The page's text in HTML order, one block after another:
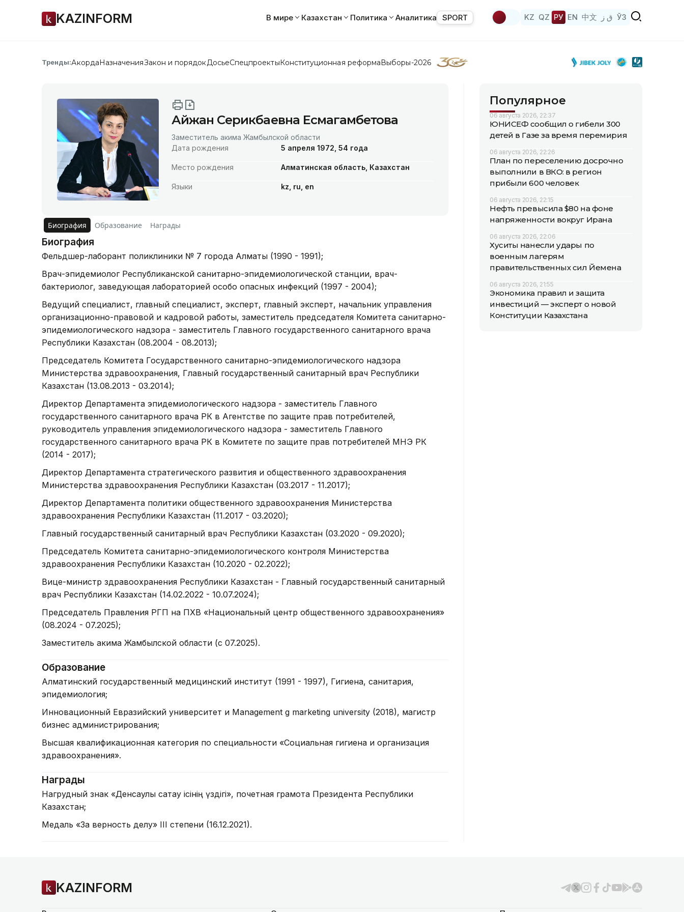
KAZINFORM В мире Казахстан Политика Аналитика SPORT KZ QZ РУ EN 中文 ق ز ЎЗ
Тренды:АкордаНазначенияЗакон и порядок ДосьеСпецпроектыКонституционная реформаВыборы-2026
Айжан Серикбаевна Есмагамбетова
Заместитель акима Жамбылской области
Дата рождения
5 апреля 1972, 54 года
Место рождения Алматинская область, Казахстан
Языки kz, ru, en
Биография Образование Награды
Биография
Фельдшер-лаборант поликлиники № 7 города Алматы (1990 - 1991);
Врач-эпидемиолог Республиканской санитарно-эпидемиологической станции, врач-
бактериолог, заведующая лабораторией особо опасных инфекций (1997 - 2004);
Ведущий специалист, главный специалист, эксперт, главный эксперт, начальник управления
организационно-правовой и кадровой работы, заместитель председателя Комитета санитарно-
эпидемиологического надзора - заместитель Главного государственного санитарного врача
Республики Казахстан (08.2004 - 08.2013);
Председатель Комитета Государственного санитарно-эпидемиологического надзора
Министерства здравоохранения, Главный государственный санитарный врач Республики
Казахстан (13.08.2013 - 03.2014);
Директор Департамента эпидемиологического надзора - заместитель Главного
государственного санитарного врача РК в Агентстве по защите прав потребителей,
руководитель управления эпидемиологического надзора - заместитель Главного
государственного санитарного врача РК в Комитете по защите прав потребителей МНЭ РК
(2014 - 2017);
Директор Департамента стратегического развития и общественного здравоохранения
Министерства здравоохранения Республики Казахстан (03.2017 - 11.2017);
Директор Департамента политики общественного здравоохранения Министерства
здравоохранения Республики Казахстан (11.2017 - 03.2020);
Главный государственный санитарный врач Республики Казахстан (03.2020 - 09.2020);
Председатель Комитета санитарно-эпидемиологического контроля Министерства
здравоохранения Республики Казахстан (10.2020 - 02.2022);
Вице-министр здравоохранения Республики Казахстан - Главный государственный санитарный
врач Республики Казахстан (14.02.2022 - 10.07.2024);
Председатель Правления РГП на ПХВ «Национальный центр общественного здравоохранения»
(08.2024 - 07.2025);
Заместитель акима Жамбылской области (с 07.2025).
Образование
Алматинский государственный медицинский институт (1991 - 1997), Гигиена, санитария,
эпидемиология;
Инновационный Евразийский университет и Management g marketing university (2018), магистр
бизнес администрирования;
Высшая квалификационная категория по специальности «Социальная гигиена и организация
здравоохранения».
Награды
Нагрудный знак «Денсаулық сақтау ісінің үздігі», почетная грамота Президента Республики
Казахстан;
Медаль «За верность делу» III степени (16.12.2021).
Популярное
06 августа 2026, 22:37
ЮНИСЕФ сообщил о гибели 300
детей в Газе за время перемирия
06 августа 2026, 22:26
План по переселению досрочно
выполнили в ВКО: в регион
прибыли 600 человек
06 августа 2026, 22:15
Нефть превысила $80 на фоне
напряженности вокруг Ирана
06 августа 2026, 22:06
Хуситы нанесли удары по
военным лагерям
правительственных сил Йемена
06 августа 2026, 21:55
Экономика правил и защита
инвестиций — эксперт о новой
Конституции Казахстана
KAZINFORM